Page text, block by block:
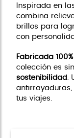
Inspirada en
combina
brillos para
con
Fabricada
colección es
sostenibilidad .
tus viajes.